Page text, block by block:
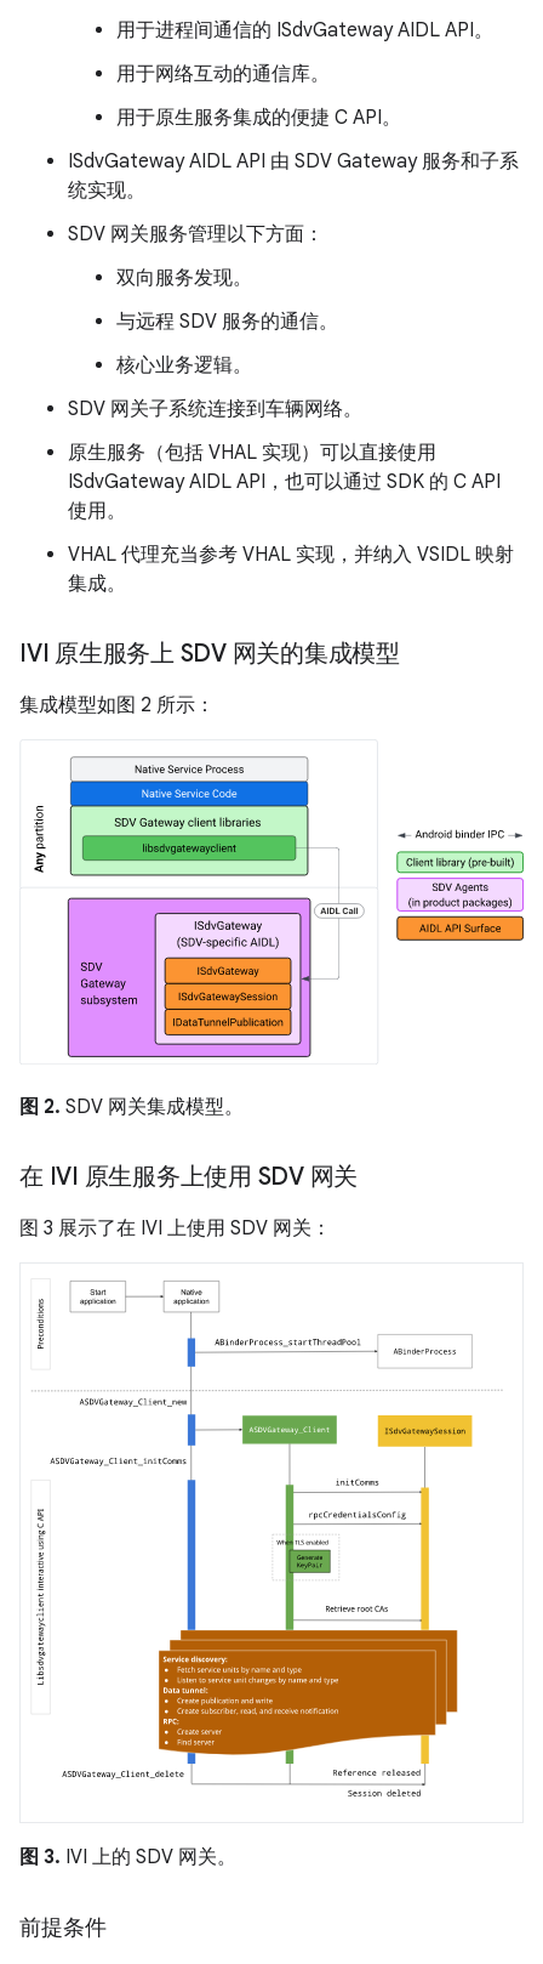
用于进程间通信的 ISdvGateway AIDL API。
用于网络互动的通信库。
用于原生服务集成的便捷 C API。
ISdvGateway AIDL API 由 SDV Gateway 服务和子系
统实现。
SDV 网关服务管理以下方面：
双向服务发现。
与远程 SDV 服务的通信。
核心业务逻辑。
SDV 网关子系统连接到车辆网络。
原生服务（包括 VHAL 实现）可以直接使用
ISdvGateway AIDL API，也可以通过 SDK 的 C API
使用。
VHAL 代理充当参考 VHAL 实现，并纳入 VSIDL 映射
集成。
IVI 原生服务上 SDV 网关的集成模型
集成模型如图 2 所示：
图 2. SDV 网关集成模型。
在 IVI 原生服务上使用 SDV 网关
图 3 展示了在 IVI 上使用 SDV 网关：
图 3. IVI 上的 SDV 网关。
前提条件